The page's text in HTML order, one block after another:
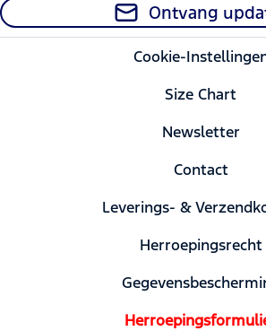
Ontvang
Cookie-
Size Chart
Newsletter
Contact
Leverings- &
Herroepingsrecht